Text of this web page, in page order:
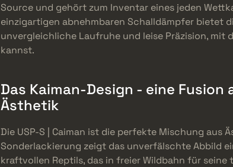
Source und gehört zum Inventar eines jeden
einzigartigen abnehmbaren Schalldämpfer bietet
unvergleichliche Laufruhe und leise Präzision, mit
kannst.
Das Kaiman-Design - eine
Ästhetik
Die USP-S | Caiman ist die perfekte Mischung aus
Sonderlackierung zeigt das unverfälschte Abbild
kraftvollen Reptils, das in freier Wildbahn für